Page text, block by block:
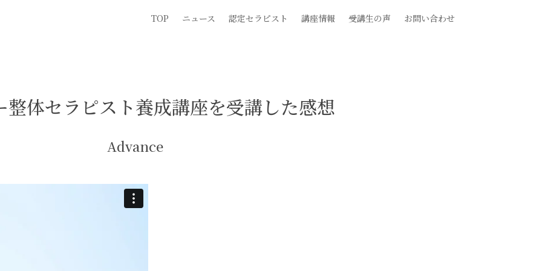
TOP ニュース 認定セラピスト 講座情報 受講生の声 お問い合わせ
整体セラピスト養成講座を受講した感想
Advance